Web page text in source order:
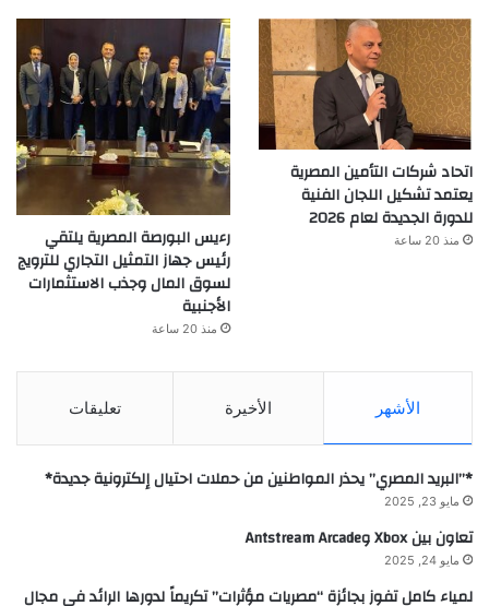
اتحاد شركات التأمين المصرية
يعتمد تشكيل اللجان الفنية
للدورة الجديدة لعام 2026
منذ 20 ساعة
رءيس البورصة المصرية يلتقي
رئيس جهاز التمثيل التجاري للترويج
لسوق المال وجذب الاستثمارات
الأجنبية
منذ 20 ساعة
الأشهر الأخيرة تعليقات
*”البريد المصري” يحذر المواطنين من حملات احتيال إلكترونية جديدة*
مايو 23, 2025
تعاون بين Xbox وAntstream Arcade
مايو 24, 2025
لمياء كامل تفوز بجائزة “مصريات مؤثرات” تكريماً لدورها الرائد في مجال